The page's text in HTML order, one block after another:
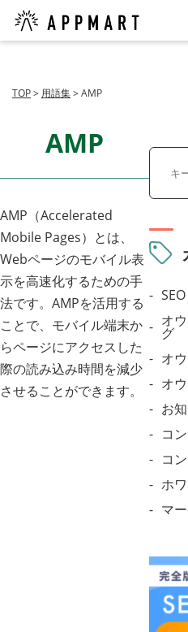
TOP> 用語集>AMP
AMP
AMP（Accelerated
Mobile Pages）とは、
Webページのモバイル表
示を高速化するための手
法です。AMPを活用する
ことで、モバイル端末か
らページにアクセスした
際の読み込み時間を減少
させることができます。
SEO
オ
グ
オ
オ
お
コ
コ
ホ
マ